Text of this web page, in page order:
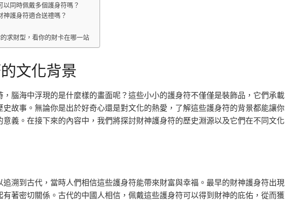
以同時佩戴多個護身符嗎？
神護身符適合送禮嗎？
求財型，看你的財卡在哪一站
文化背景
，腦海中浮現的是什麼樣的畫面呢？這些小小的護身符不僅僅是裝飾品，它們承載
史故事。無論你是出於好奇心還是對文化的熱愛，了解這些護身符的背景都能讓你
意義。在接下來的內容中，我們將探討財神護身符的歷史淵源以及它們在不同文化
追溯到古代，當時人們相信這些護身符能帶來財富與幸福。最早的財神護身符出現
有著密切關係。古代的中國人相信，佩戴這些護身符可以得到財神的庇佑，從而獲